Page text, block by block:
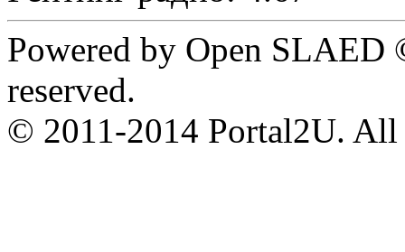
Powered by Open
reserved.
© 2011-2014 Portal2U. All